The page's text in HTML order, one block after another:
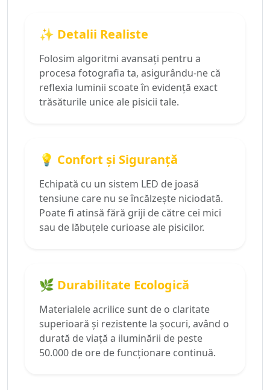
✨ Detalii Realiste
Folosim algoritmi avansați pentru a
procesa fotografia ta, asigurându-ne că
reflexia luminii scoate în evidență exact
trăsăturile unice ale pisicii tale.
💡 Confort și Siguranță
Echipată cu un sistem LED de joasă
tensiune care nu se încălzește niciodată.
Poate fi atinsă fără griji de către cei mici
sau de lăbuțele curioase ale pisicilor.
🌿 Durabilitate Ecologică
Materialele acrilice sunt de o claritate
superioară și rezistente la șocuri, având o
durată de viață a iluminării de peste
50.000 de ore de funcționare continuă.